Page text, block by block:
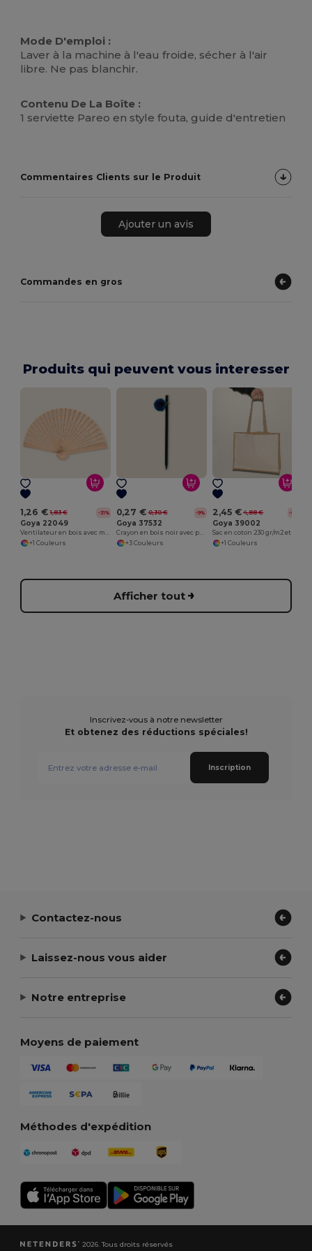
Mode D'emploi :
Laver à la machine à l'eau froide, sécher à l'air
libre. Ne pas blanchir.
Contenu De La Boîte :
1 serviette Pareo en style fouta, guide d'entretien
Commentaires Clients sur le Produit
Ajouter un avis
Commandes en gros
Produits qui peuvent vous interesser
1,26 € 1,83 € -31%
Goya 22049
Ventilateur en bois avec motifs décoratifs SWEET
+1 Couleurs
0,27 € 0,30 € -9%
Goya 37532
Crayon en bois noir avec pompon multicolore GINGER
+3 Couleurs
2,45 € 4,88 € -50%
Goya 39002
+1 Couleurs
Afficher tout
Inscrivez-vous à notre newsletter
Et obtenez des réductions spéciales!
Inscription
Contactez-nous
Laissez-nous vous aider
Notre entreprise
Moyens de paiement
Méthodes d'expédition
2026. Tous droits réservés